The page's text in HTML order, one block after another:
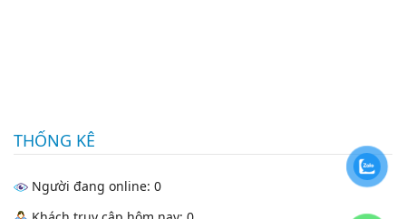
THỐNG KÊ
Người đang online: 0